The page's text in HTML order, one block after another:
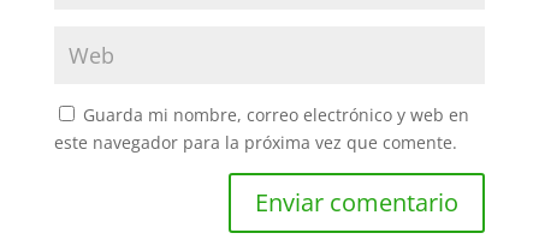
Guarda mi nombre, correo electrónico y web en
este navegador para la próxima vez que comente.